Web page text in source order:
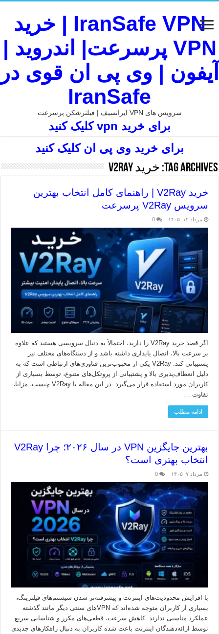
IranSafe VPN | خرید
VPN پرسرعت| اندروید |
آیفون | وی پی ان قوی در
IranSafe
سرویس های VPN ایرانسیف | فیلترشکن پرسرعت
برای خرید vpn کلیک کنید
برای خرید وی پی ان کلیک کنید
Tag Archives: خرید v2ray
خرید V2Ray | راهنمای کامل انتخاب بهترین
سرویس V2Ray پرسرعت
مرداد ۱۲, ۱۴۰۵ 0
اگر قصد خرید V2Ray را دارید، احتمالاً به دنبال سرویسی هستید که علاوه
بر سرعت بالا، اتصال پایداری داشته باشد و از دستگاه‌های مختلف نیز
پشتیبانی کند. V2Ray یکی از محبوب‌ترین فناوری‌های ارتباطی است که به
دلیل انعطاف‌پذیری بالا و پشتیبانی از پروتکل‌های متنوع، توسط بسیاری از
کاربران مورد استفاده قرار می‌گیرد. در این مقاله با V2Ray چیست، مزایا،
تفاوت …
ادامه مطلب
بهترین جایگزین VPN در سال ۲۰۲۶؛ چرا V2Ray
انتخاب بهتری است؟
مرداد ۷, ۱۴۰۵ 0
با افزایش محدودیت‌های اینترنت و پیشرفته‌تر شدن سیستم‌های فیلترینگ،
بسیاری از کاربران متوجه شده‌اند که VPNهای سنتی دیگر مانند گذشته
عملکرد مناسبی ندارند. کاهش سرعت، قطعی‌های مکرر و شناسایی سریع
توسط ارائه‌دهندگان اینترنت باعث شده کاربران به دنبال راهکارهای جدیدی